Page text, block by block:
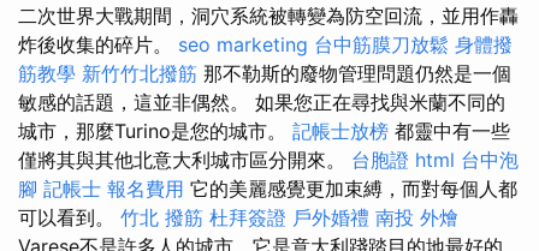
二次世界大戰期間，洞穴系統被轉變為防空回流，並用作轟
炸後收集的碎片。 seo marketing 台中筋膜刀放鬆 身體撥
筋教學 新竹竹北撥筋 那不勒斯的廢物管理問題仍然是一個
敏感的話題，這並非偶然。 如果您正在尋找與米蘭不同的
城市，那麼Turino是您的城市。 記帳士放榜 都靈中有一些
僅將其與其他北意大利城市區分開來。 台胞證 html 台中泡
腳 記帳士 報名費用 它的美麗感覺更加束縛，而對每個人都
可以看到。 竹北 撥筋 杜拜簽證 戶外婚禮 南投 外燴
Varese不是許多人的城市，它是意大利踐踏目的地最好的